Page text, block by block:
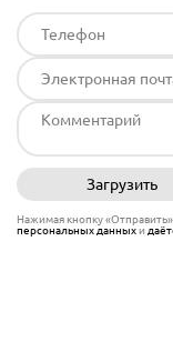
Загрузить
Нажимая кнопку
персональных данныхи